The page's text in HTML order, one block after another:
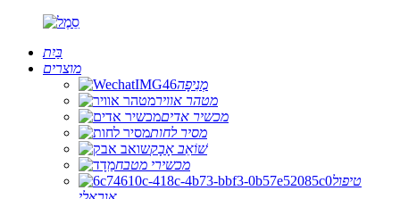
בַּיִת
מוצרים
מְנִיפָה
מטהר אוויר
מכשיר אדים
מסיר לחות
שׁוֹאֵב אָבָק
מכשירי מטבח
טיפול